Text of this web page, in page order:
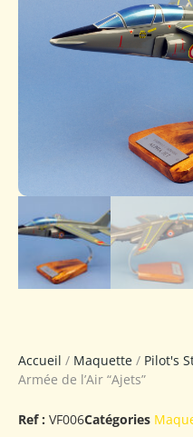
Accueil / Maquette / Pilot's
Armée de l’Air “Ajets”
Ref : VF006Catégories